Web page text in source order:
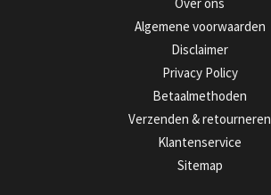
Algemene voorwaarden
Disclaimer
Privacy Policy
Betaalmethoden
Verzenden & retourneren
Klantenservice
Sitemap